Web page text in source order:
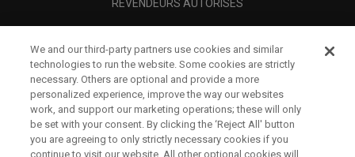
REVENDEURS AUTORISÉS
A PROPOS
MENTIONS LÉGALES
We and our third-party partners use cookies and similar
technologies to run the website. Some cookies are strictly
necessary. Others are optional and provide a more
personalized experience, improve the way our websites
work, and support our marketing operations; these will only
be set with your consent. By clicking the ‘Reject All' button
you are agreeing to only strictly necessary cookies if you
continue to visit our website. All other optional cookies will